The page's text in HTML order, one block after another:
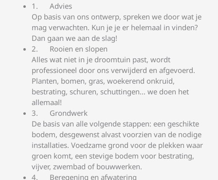
Advies
Op basis van ons ontwerp, spreken we door wat je
mag verwachten. Kun je je er helemaal in vinden?
Dan gaan we aan de slag!
Rooien en slopen
Alles wat niet in je droomtuin past, wordt
professioneel door ons verwijderd en afgevoerd.
Planten, bomen, gras, woekerend onkruid,
bestrating, schuren, schuttingen… we doen het
allemaal!
Grondwerk
De basis van alle volgende stappen: een geschikte
bodem, desgewenst alvast voorzien van de nodige
installaties. Voedzame grond voor de plekken waar
groen komt, een stevige bodem voor bestrating,
vijver, zwembad of bouwwerken.
Beregening en afwatering